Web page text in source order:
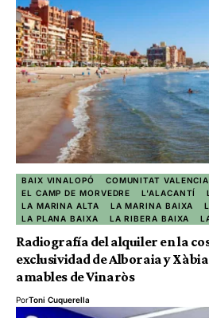
BAIX VINALOPÓ
COMUNITAT
EL CAMP DE MORVEDRE
L'ALACANTÍ
LA MARINA ALTA
LA MARINA BAIXA
LA PLANA BAIXA
LA RIBERA BAIXA
Radiografía del alquiler en la
exclusividad de Alboraia y
amables de Vinaròs
PorToni Cuquerella